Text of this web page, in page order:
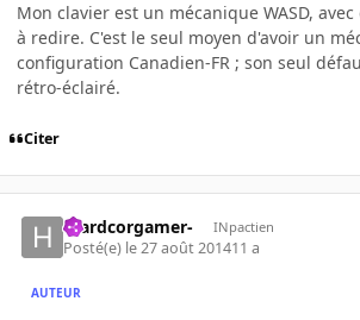
Mon clavier est un mécanique WASD,
à redire. C'est le seul moyen d'avoir un
configuration Canadien-FR ; son seul
rétro-éclairé.
Citer
-hardcorgamer- INpactien
Posté(e) le 27 août 201411 a
AUTEUR